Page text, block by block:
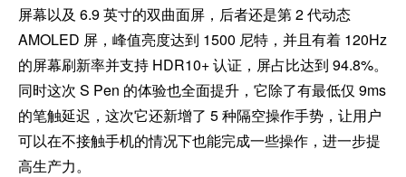
屏幕以及 6.9 英寸的双曲面屏，后者还是第 2 代动态
AMOLED 屏，峰值亮度达到 1500 尼特，并且有着 120Hz
的屏幕刷新率并支持 HDR10+ 认证，屏占比达到 94.8%。
同时这次 S Pen 的体验也全面提升，它除了有最低仅 9ms
的笔触延迟，这次它还新增了 5 种隔空操作手势，让用户
可以在不接触手机的情况下也能完成一些操作，进一步提
高生产力。